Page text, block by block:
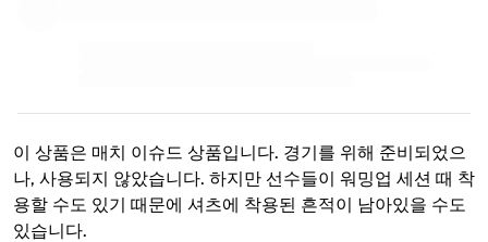
OL 리요네스
파리 생제르맹 페미닌
아스널 WFC
국가별로 둘러보기
이 상품은 매치 이슈드 상품입니다. 경기를 위해 준비되었으
나, 사용되지 않았습니다. 하지만 선수들이 워밍업 세션 때 착
용할 수도 있기 때문에 셔츠에 착용된 흔적이 남아있을 수도
있습니다.